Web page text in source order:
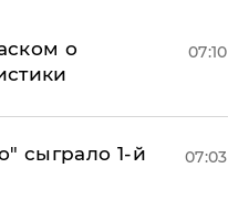
о
07:10
сыграло 1-й
07:03